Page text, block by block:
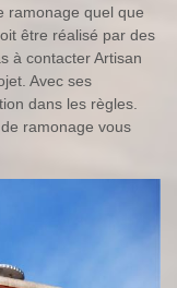
ramonage quel que
être réalisé par des
à contacter Artisan
Avec ses
dans les règles.
ramonage vous